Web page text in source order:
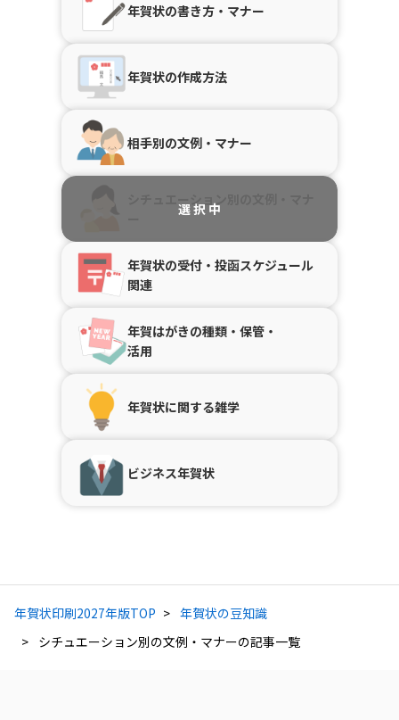
年賀状の書き方・マナー
年賀状の作成方法
相手別の文例・マナー
シチュエーション別の文例・マナ
年賀状の受付・投函スケジュール
関連
年賀はがきの種類・保管・
活用
年賀状に関する雑学
ビジネス年賀状
年賀状印刷2027年版TOP
年賀状の豆知識
シチュエーション別の文例・マナーの記事一覧